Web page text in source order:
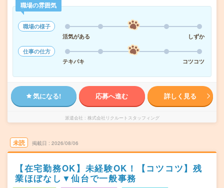
職場の雰囲気
職場の様子
活気がある
しずか
仕事の仕方
テキパキ
コツコツ
気になる! 応募へ進む 詳しく見る
派遣会社 株式会社リクルートスタッフィング
未読 掲載日 2026/08/06
【在宅勤務OK】未経験OK！【コツコツ】残
業ほぼなし▼仙台で一般事務